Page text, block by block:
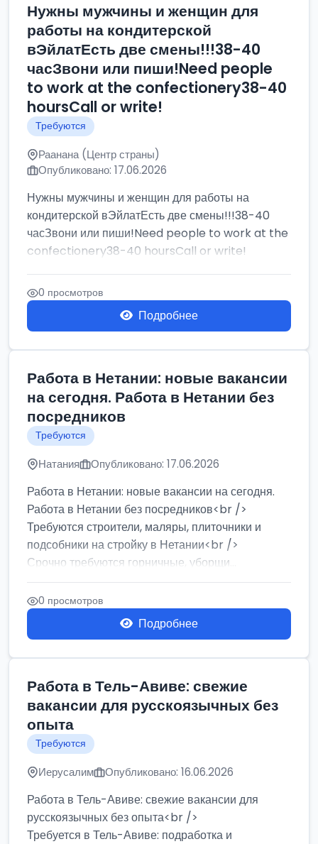
Нужны мужчины и женщин для
работы на кондитерской
вЭйлатЕсть две смены!!!38-40
часЗвони или пиши!Need people
to work at the confectionery38-40
hoursCall or write!
Требуются
Раанана (Центр страны)
Опубликовано: 17.06.2026
Нужны мужчины и женщин для работы на
кондитерской вЭйлатЕсть две смены!!!38-40
часЗвони или пиши!Need people to work at the
confectionery38-40 hoursCall or write!
0 просмотров
Подробнее
Работа в Нетании: новые вакансии
на сегодня. Работа в Нетании без
посредников
Требуются
Натания Опубликовано: 17.06.2026
Работа в Нетании: новые вакансии на сегодня.
Работа в Нетании без посредников<br />
Требуются строители, маляры, плиточники и
подсобники на стройку в Нетании<br />
Срочно требуются горничные, уборщи...
0 просмотров
Подробнее
Работа в Тель-Авиве: свежие
вакансии для русскоязычных без
опыта
Требуются
Иерусалим Опубликовано: 16.06.2026
Работа в Тель-Авиве: свежие вакансии для
русскоязычных без опыта<br />
Требуется в Тель-Авиве: подработка и